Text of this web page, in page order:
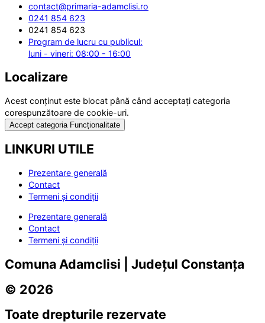
contact@primaria-adamclisi.ro
0241 854 623
0241 854 623
Program de lucru cu publicul:
luni - vineri: 08:00 - 16:00
Localizare
Acest conținut este blocat până când acceptați categoria
corespunzătoare de cookie-uri.
Accept categoria Funcționalitate
LINKURI UTILE
Prezentare generală
Contact
Termeni și condiții
Prezentare generală
Contact
Termeni și condiții
Comuna Adamclisi | Județul Constanța
© 2026
Toate drepturile rezervate